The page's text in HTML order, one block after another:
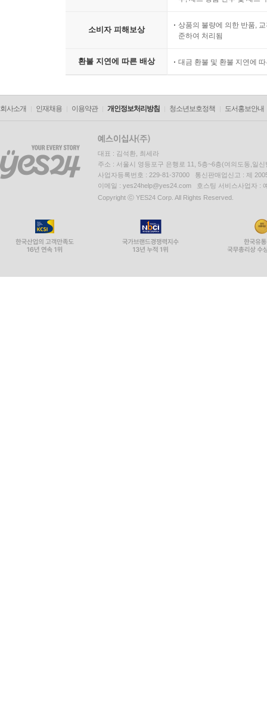
소비자 피해보상
상품의 불량에 의한 반품,
준하여 처리됨
환불 지연에 따른 배상 대금 환불 및 환불 지연에
회사소개 인재채용 이용약관 개인정보처리방침 청소년보호정책 도서홍보안내
대표 : 김석환, 최세라
주소 : 서울시 영등포구 은행로 11, 5층~6층(여의도동,일신
사업자등록번호 : 229-81-37000 통신판매업신고 : 제
이메일 : yes24help@yes24.com 호스팅 서비스사업자 :
Copyright ⓒ YES24 Corp. All Rights Reserved.